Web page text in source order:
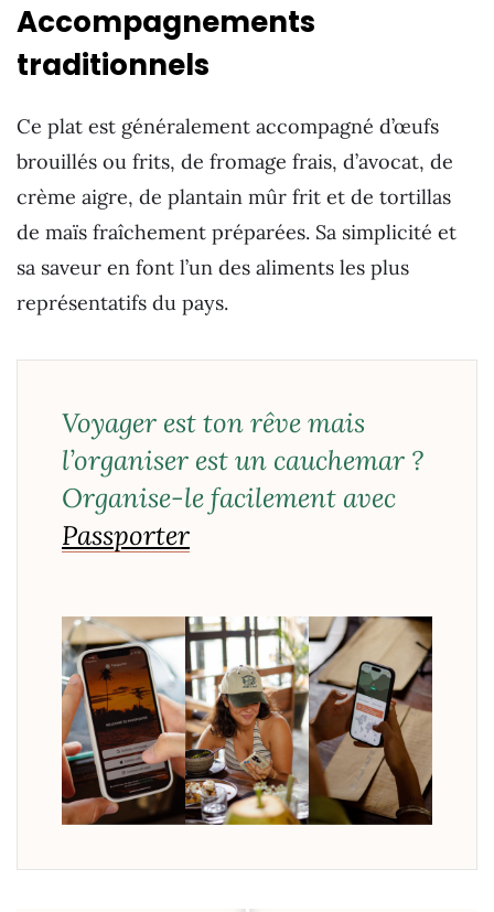
Accompagnements
traditionnels
Ce plat est généralement accompagné d’œufs
brouillés ou frits, de fromage frais, d’avocat, de
crème aigre, de plantain mûr frit et de tortillas
de maïs fraîchement préparées. Sa simplicité et
sa saveur en font l’un des aliments les plus
représentatifs du pays.
Voyager est ton rêve mais
l’organiser est un cauchemar ?
Organise-le facilement avec
Passporter